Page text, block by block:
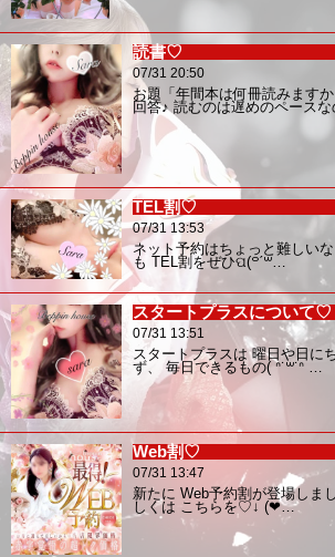
読書♡
07/31 20:50
お題「年間本は何冊読みます
回答♪ 読むのは遅めのペースな
TEL割♡
07/31 13:53
ネット予約はちょっと難しい
も TEL割をぜひପ(꒪ˊ꒳…
スタートプラスについて♡
07/31 13:51
スタートプラスは 曜日や日に
ず、 毎日できるもの( ᐢ˙꒳​˙ᐢ …
Web割♡
07/31 13:47
新たに Web予約割が登場しま
しくは こちらを♡↓ (❤…